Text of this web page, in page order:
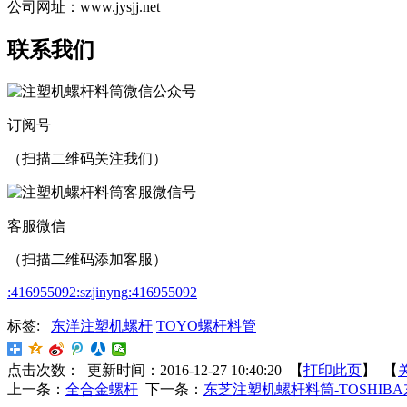
公司网址：www.jysjj.net
联系我们
订阅号
（扫描二维码关注我们）
客服微信
（扫描二维码添加客服）
:416955092:szjinyng:416955092
标签: 东洋注塑机螺杆 TOYO螺杆料管
点击次数： 更新时间：2016-12-27 10:40:20 【打印此页】 【
上一条： 全合金螺杆 下一条： 东芝注塑机螺杆料筒-